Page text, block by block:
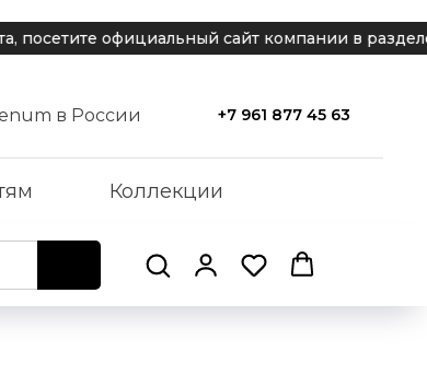
официальный сайт компании в разделе
в России +7 961 877 45 63
Коллекции